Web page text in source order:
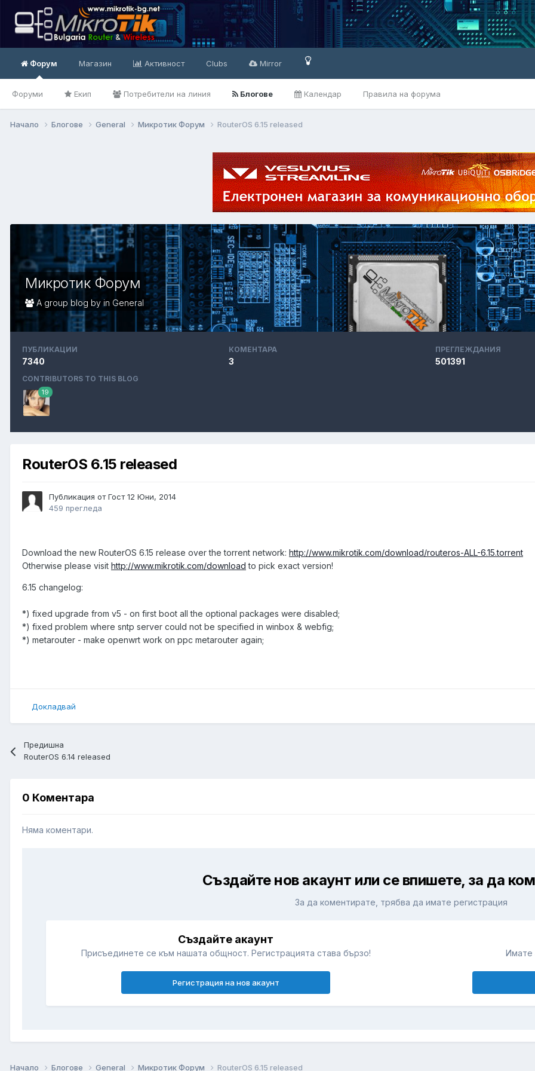
Форум
Форуми Екип Потребители на линия Блогове Календар Правила на форума
Магазин Активност Clubs Mirror
Начало Блогове General Микротик Форум RouterOS 6.15 released
Микротик Форум
A group blog by in General
ПУБЛИКАЦИИ
7340
КОМЕНТАРА
3
ПРЕГЛЕЖДАНИЯ
501391
CONTRIBUTORS TO THIS BLOG
19
RouterOS 6.15 released
Публикация от Гост12 Юни, 2014
459 прегледа
Download the new RouterOS 6.15 release over the torrent network: http://www.mikrotik.com/download/routeros-ALL-6.15.torrent
Otherwise please visit http://www.mikrotik.com/download to pick exact version!
6.15 changelog:
*) fixed upgrade from v5 - on first boot all the optional packages were disabled;
*) fixed problem where sntp server could not be specified in winbox & webfig;
*) metarouter - make openwrt work on ppc metarouter again;
Докладвай
Предишна
RouterOS 6.14 released
0 Коментара
Няма коментари.
Създайте нов акаунт или се впишете, за да
За да коментирате, трябва да имате регистрация
Създайте акаунт
Присъединете се към нашата общност. Регистрацията става бързо!
Регистрация на нов акаунт
Имате
Начало Блогове General Микротик Форум RouterOS 6.15 released